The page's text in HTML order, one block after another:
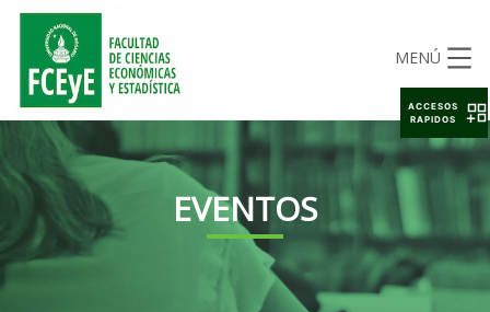
MENÚ
EVENTOS
ACCESOS
RAPIDOS